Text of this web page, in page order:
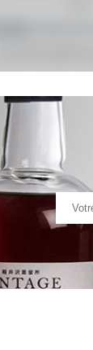
spiritueux
2024 1L.
LA COTE